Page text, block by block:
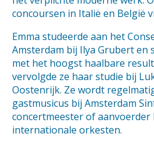
concoursen in Italië en België
Emma studeerde aan het
Amsterdam bij Ilya Grubert en
met het hoogst haalbare
vervolgde ze haar studie bij
Oostenrijk. Ze wordt
gastmusicus bij Amsterdam
concertmeester of aanvoerder
internationale orkesten.